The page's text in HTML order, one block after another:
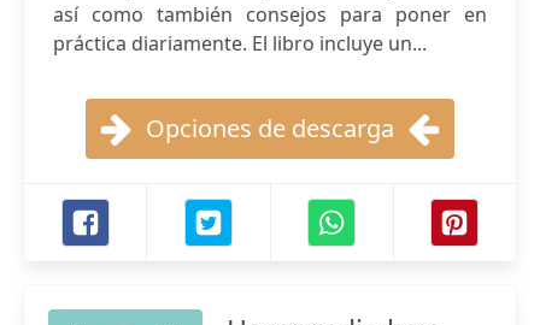
así como también consejos para poner en
práctica diariamente. El libro incluye un...
Opciones de descarga